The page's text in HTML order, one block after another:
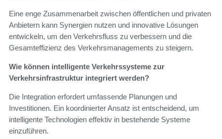
Eine enge Zusammenarbeit zwischen öffentlichen und privaten
Anbietern kann Synergien nutzen und innovative Lösungen
entwickeln, um den Verkehrsfluss zu verbessern und die
Gesamteffizienz des Verkehrsmanagements zu steigern.
Wie können intelligente Verkehrssysteme zur
Verkehrsinfrastruktur integriert werden?
Die Integration erfordert umfassende Planungen und
Investitionen. Ein koordinierter Ansatz ist entscheidend, um
intelligente Technologien effektiv in bestehende Systeme
einzuführen.